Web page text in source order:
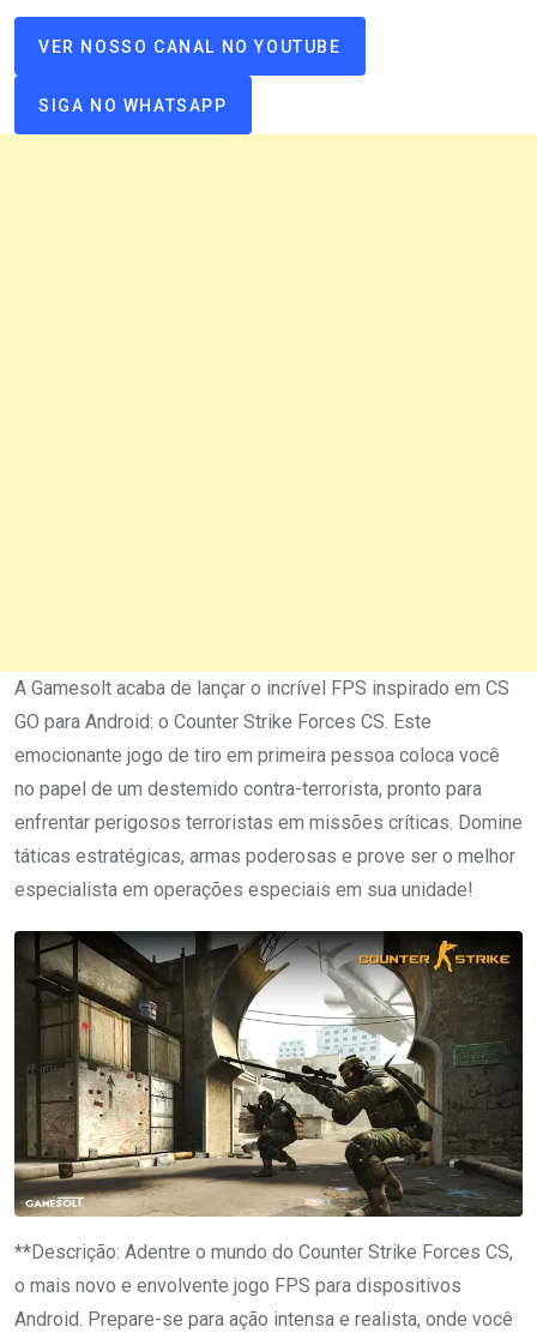
VER NOSSO CANAL NO YOUTUBE
SIGA NO WHATSAPP
A Gamesolt acaba de lançar o incrível FPS inspirado em CS
GO para Android: o Counter Strike Forces CS. Este
emocionante jogo de tiro em primeira pessoa coloca você
no papel de um destemido contra-terrorista, pronto para
enfrentar perigosos terroristas em missões críticas. Domine
táticas estratégicas, armas poderosas e prove ser o melhor
especialista em operações especiais em sua unidade!
**Descrição: Adentre o mundo do Counter Strike Forces CS,
o mais novo e envolvente jogo FPS para dispositivos
Android. Prepare-se para ação intensa e realista, onde você